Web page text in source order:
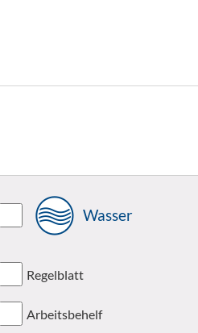
Wasser
Regelblatt
Arbeitsbehelf